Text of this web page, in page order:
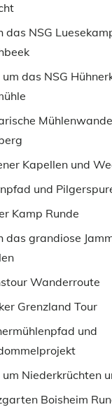
das NSG
um das NSG
Kapellen und
und
Kamp Runde
das grandiose
Wanderroute
Grenzland Tour
und
um Niederkrüchten
Boisheim